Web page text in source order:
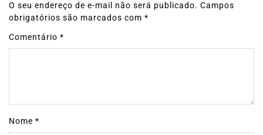
O seu endereço de e-mail não será publicado. Campos
obrigatórios são marcados com *
Comentário *
Nome *